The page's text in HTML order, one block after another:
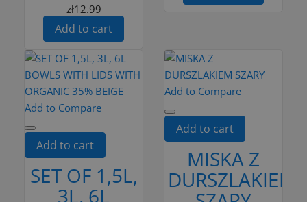
zł12.99
Add to cart
Add to Compare
Add to cart
SET OF 1,5L,
3L, 6L
Add to Compare
Add to cart
MISKA Z
DURSZLAKIEM